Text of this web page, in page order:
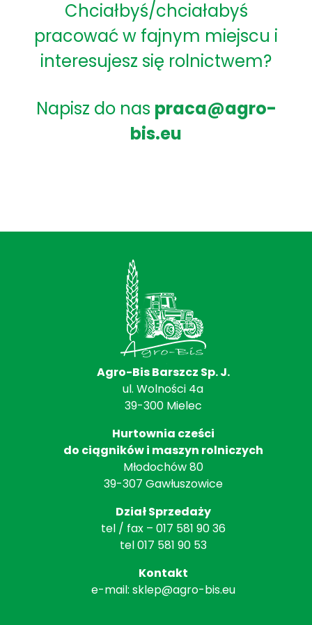
Chciałbyś/chciałabyś
pracować w fajnym miejscu i
interesujesz się rolnictwem?
Napisz do nas praca@agro-
bis.eu
Agro-Bis Barszcz Sp. J.
ul. Wolności 4a
39-300 Mielec
Hurtownia cześci
do ciągników i maszyn rolniczych
Młodochów 80
39-307 Gawłuszowice
Dział Sprzedaży
tel / fax – 017 581 90 36
tel 017 581 90 53
Kontakt
e-mail: sklep@agro-bis.eu